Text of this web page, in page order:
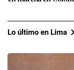
Lo último en Lima